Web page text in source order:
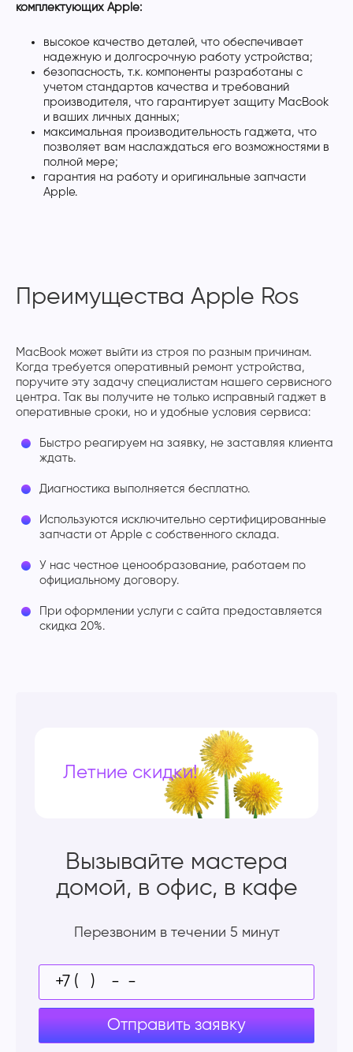
комплектующих Apple:
высокое качество деталей, что обеспечивает
надежную и долгосрочную работу устройства;
безопасность, т.к. компоненты разработаны с
учетом стандартов качества и требований
производителя, что гарантирует защиту MacBook
и ваших личных данных;
максимальная производительность гаджета, что
позволяет вам наслаждаться его возможностями в
полной мере;
гарантия на работу и оригинальные запчасти
Apple.
Преимущества Apple Ros
MacBook может выйти из строя по разным причинам.
Когда требуется оперативный ремонт устройства,
поручите эту задачу специалистам нашего сервисного
центра. Так вы получите не только исправный гаджет в
оперативные сроки, но и удобные условия сервиса:
Быстро реагируем на заявку, не заставляя клиента
ждать.
Диагностика выполняется бесплатно.
Используются исключительно сертифицированные
запчасти от Apple с собственного склада.
У нас честное ценообразование, работаем по
официальному договору.
При оформлении услуги с сайта предоставляется
скидка 20%.
Летние скидки!
Вызывайте мастера
домой, в офис, в кафе
Перезвоним в течении 5 минут
Отправить заявку